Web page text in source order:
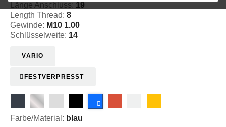
Länge Anschluss: 19
Length Thread: 8
Gewinde: M10 1.00
Schlüsselweite: 14
VARIO
FESTVERPRESST
Farbe/Material: blau